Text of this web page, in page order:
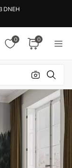
DNEH
0 0